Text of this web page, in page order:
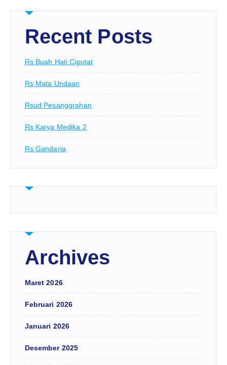
Recent Posts
Rs Buah Hati Ciputat
Rs Mata Undaan
Rsud Pesanggrahan
Rs Karya Medika 2
Rs Gandaria
Archives
Maret 2026
Februari 2026
Januari 2026
Desember 2025